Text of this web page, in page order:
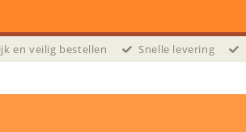
en veilig bestellen Snelle levering